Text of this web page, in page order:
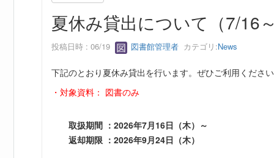
夏休み貸出について（7/16～
投稿日時 : 06/19 図書館管理者 カテゴリ:News
下記のとおり夏休み貸出を行います。ぜひご利用ください
・対象資料： 図書のみ
取扱期間 ： 2026年7月16日（木）～
返却期限 ： 2026年9月24日（木）